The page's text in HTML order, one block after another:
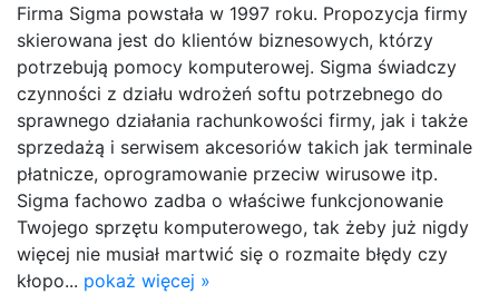
Firma Sigma powstała w 1997 roku. Propozycja firmy
skierowana jest do klientów biznesowych, którzy
potrzebują pomocy komputerowej. Sigma świadczy
czynności z działu wdrożeń softu potrzebnego do
sprawnego działania rachunkowości firmy, jak i także
sprzedażą i serwisem akcesoriów takich jak terminale
płatnicze, oprogramowanie przeciw wirusowe itp.
Sigma fachowo zadba o właściwe funkcjonowanie
Twojego sprzętu komputerowego, tak żeby już nigdy
więcej nie musiał martwić się o rozmaite błędy czy
kłopo... pokaż więcej »